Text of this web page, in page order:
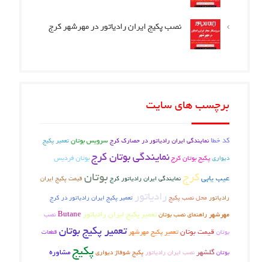
نصب پکیج ایران رادیاتور در مهرشهر کرج
برچسب های سایت
کد خطا نمایندگی ایران رادیاتور در حصارک کرج سرویس بوتانتعمیر پکیج
دیواریپکیج بوتان کرجنمایندگی بوتان کرجبوتان فردیس
عیب یابیکرجنمایندگی ایران رادیاتور کرج بوتانقیمت پکیج ایران
رادیاتور محل نصب پکیج رادیاتور تعمیر پکیج ایران رادیاتور در کرج
مهرشهر راهنمای نصب بوتانتعمیر پکیج ایران رادیاتورButaneنصب
بوتان قیمت بوتانتعمیر پکیج مهرشهر تعمیر پکیج بوتان قطعات
بوتان گلشهر نصب ایران رادیاتور پکیج شوفاژ دیواریپکیجمشاوره